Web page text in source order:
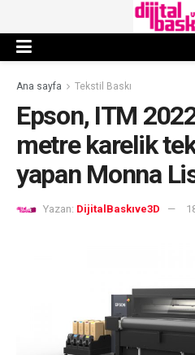
Ana sayfa Tekstil Baskı
Epson, ITM
metre karelik
yapan Monna
Yazan: DijitalBaskıve3D